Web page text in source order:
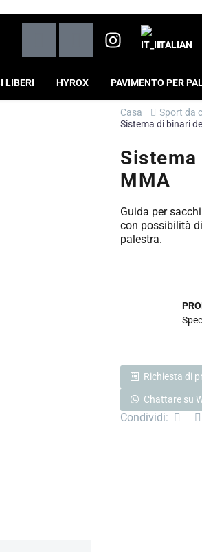
ITALIAN
LIBERI HYROX PAVIMENTO PER
Casa Sport da
Sistema di binari
MMA
Guida per
con possibilità
palestra.
Richiesta di
Chattare su
Condividi: